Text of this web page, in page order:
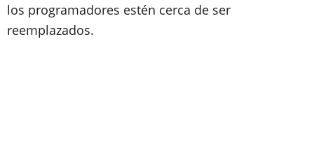
los programadores estén cerca de ser
reemplazados.